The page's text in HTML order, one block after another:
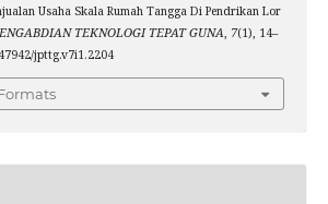
Usaha Skala Rumah Tangga Di Pendrikan Lor
TEKNOLOGI TEPAT GUNA, 7(1), 14–
jpttg.v7i1.2204